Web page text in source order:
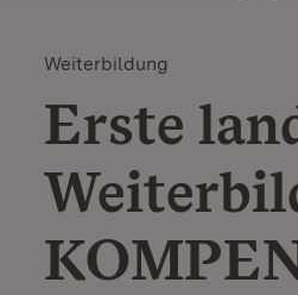
Weiterbildung
Erste